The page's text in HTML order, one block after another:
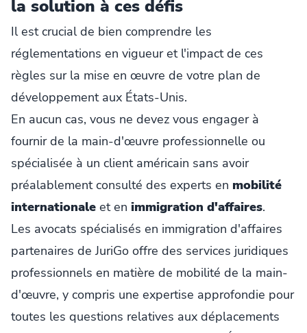
la solution à ces défis
Il est crucial de bien comprendre les
réglementations en vigueur et l'impact de ces
règles sur la mise en œuvre de votre plan de
développement aux États-Unis.
En aucun cas, vous ne devez vous engager à
fournir de la main-d'œuvre professionnelle ou
spécialisée à un client américain sans avoir
préalablement consulté des experts en mobilité
internationale et en immigration d'affaires.
Les avocats spécialisés en immigration d'affaires
partenaires de JuriGo offre des services juridiques
professionnels en matière de mobilité de la main-
d'œuvre, y compris une expertise approfondie pour
toutes les questions relatives aux déplacements